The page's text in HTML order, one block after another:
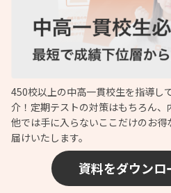
450校以上の中高一貫校生を指導し
介！定期テストの対策はもちろん、
他では手に入らないここだけのお
届けいたします。
資料をダウンロ